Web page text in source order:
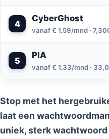
4
CyberGhost
vanaf € 1.59/mnd ·
5
PIA
vanaf € 1.33/mnd ·
Stop met het
laat een
uniek, sterk